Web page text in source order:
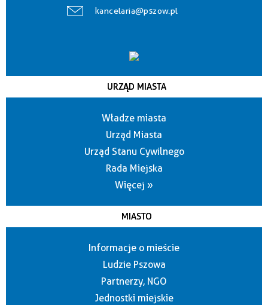
kancelaria@pszow.pl
URZĄD MIASTA
Władze miasta
Urząd Miasta
Urząd Stanu Cywilnego
Rada Miejska
Więcej »
MIASTO
Informacje o mieście
Ludzie Pszowa
Partnerzy, NGO
Jednostki miejskie